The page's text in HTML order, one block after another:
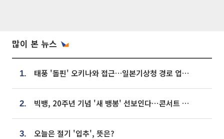
많이 본 뉴스
1. 태풍 '돌핀' 오키나와 접근…일본기상청 경로 업데이트
2. 빅뱅, 20주년 기념 '새 뱅봉' 선보인다⋯콘서트 앞두고 팝업 개최
3. 오늘은 절기 '입추', 뜻은?